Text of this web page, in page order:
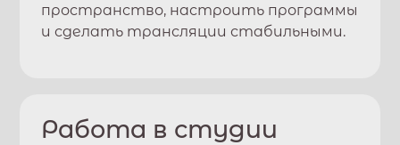
пространство, настроить программы
и сделать трансляции стабильными.
Работа в студии